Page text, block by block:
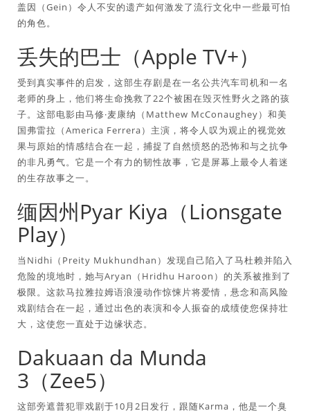
盖因（Gein）令人不安的遗产如何激发了流行文化中一些最可怕
的角色。
丢失的巴士（Apple TV+）
受到真实事件的启发，这部生存剧是在一名公共汽车司机和一名
老师的身上，他们将生命挽救了22个被困在毁灭性野火之路的孩
子。这部电影由马修·麦康纳（Matthew McConaughey）和美
国弗雷拉（America Ferrera）主演，将令人叹为观止的视觉效
果与原始的情感结合在一起，捕捉了自然愤怒的恐怖和与之抗争
的非凡勇气。它是一个有力的韧性故事，它是屏幕上最令人着迷
的生存故事之一。
缅因州Pyar Kiya（Lionsgate
Play）
当Nidhi（Preity Mukhundhan）发现自己陷入了马杜赖并陷入
危险的境地时，她与Aryan（Hridhu Haroon）的关系被推到了
极限。这款马拉雅拉姆语浪漫动作惊悚片将爱情，悬念和高风险
戏剧结合在一起，通过出色的表演和令人振奋的成绩使您保持壮
大，这使您一直处于边缘状态。
Dakuaan da Munda
3（Zee5）
这部旁遮普犯罪戏剧于10月2日发行，跟随Karma，他是一个臭